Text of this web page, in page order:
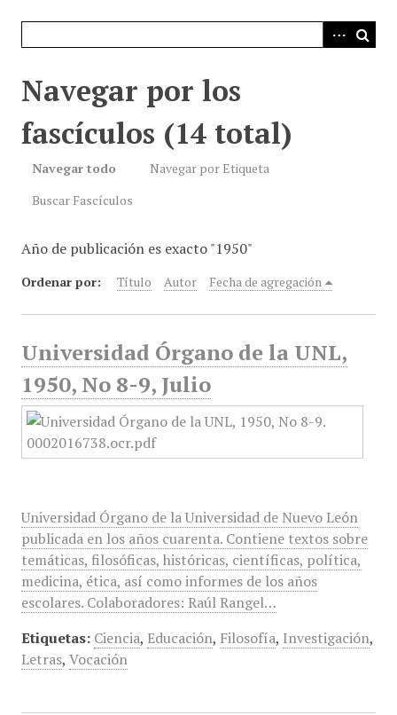
Navegar por los
fascículos (14 total)
Navegar todo
Navegar por Etiqueta
Buscar Fascículos
Año de publicación es exacto "1950"
Ordenar por: Título Autor Fecha de agregación
Universidad Órgano de la UNL,
1950, No 8-9, Julio
Universidad Órgano de la Universidad de Nuevo León
publicada en los años cuarenta. Contiene textos sobre
temáticas, filosóficas, históricas, científicas, política,
medicina, ética, así como informes de los años
escolares. Colaboradores: Raúl Rangel…
Etiquetas: Ciencia, Educación, Filosofía, Investigación,
Letras, Vocación